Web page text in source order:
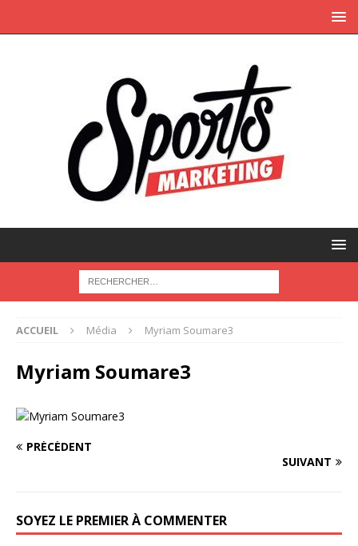
ACCUEIL Média Myriam Soumare3
Myriam Soumare3
PRÉCÉDENT
SUIVANT
SOYEZ LE PREMIER À COMMENTER